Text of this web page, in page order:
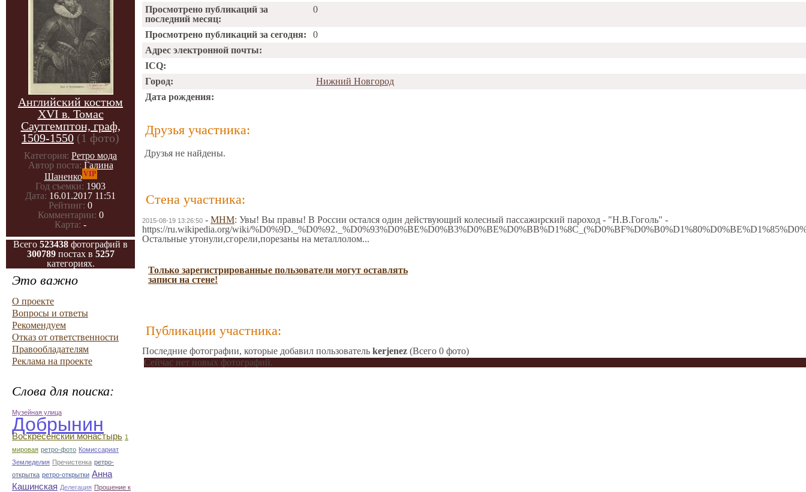
Английский костюм
XVI в. Томас
Саутгемптон, граф,
1509-1550 (1 фото)
Категория: Ретро мода
Автор поста: Галина
ШаненкоVIP
Год съемки: 1903
Дата: 16.01.2017 11:51
Рейтинг: 0
Комментарии: 0
Карта: -
Всего 523438 фотографий в
300789постах в 5257
категориях.
Это важно
О проекте
Вопросы и ответы
Рекомендуем
Отказ от ответственности
Правообладателям
Реклама на проекте
Слова для поиска:
Музейная улица
Добрынин
Воскресенский монастырь 1
мировая ретро-фото Комиссариат
Земледелия Пречистенка ретро-
открытка ретро-открытки Анна
Кашинская Делегация Прошение к
Просмотрено публикаций за
последний месяц:
0
Просмотрено публикаций за сегодня:
0
Адрес электронной почты:
ICQ:
Город:
Нижний Новгород
Дата рождения:
Друзья участника:
Друзья не найдены.
Стена участника:
2015-08-19 13:26:50 - МНМ: Увы! Вы правы! В России остался один действующий колесный пассажирский пароход - "Н.В.Гоголь" -
https://ru.wikipedia.org/wiki/
Остальные утонули,сгорели,порезаны на металлолом...
Только зарегистрированные пользователи могут оставлять
записи на стене!
Публикации участника:
Последние фотографии, которые добавил пользователь kerjenez (Всего 0 фото)
Сейчас нет новых фотографий.